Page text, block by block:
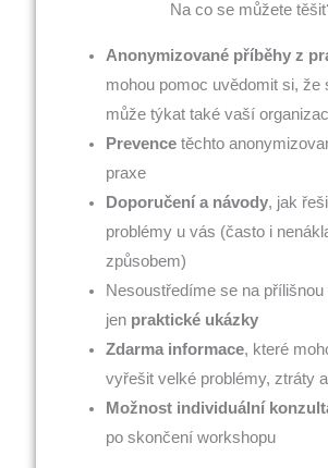
Na co se můžete
Anonymizované příběhy z
mohou pomoc uvědomit si, že
může týkat také vaší
Prevencetěchto
praxe
Doporučení a návody, jak
problémy u vás (často i
způsobem)
Nesoustředíme se na přílišnou
jen praktické ukázky
Zdarma informace, které
vyřešit velké problémy, ztráty
Možnost individuální
po skončení workshopu